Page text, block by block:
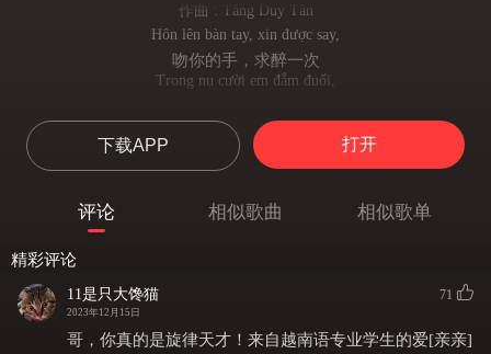
作曲 : Tăng Duy Tân
Hôn lên bàn tay, xin được say,
吻你的手，求醉一次
Trong nụ cười em đắm đuối,
Hôn lên bờ môi, yêu người thôi,
吻上你的嘴唇，爱上你了
Yêu từ khi ta thấy nhau.
Yêu em đậm sâu, yêu dài lâu,
吻你的肩膀，没错
下载APP 打开
评论 相似歌曲 相似歌单
精彩评论
11是只大馋猫
2023年12月15日
71
哥，你真的是旋律天才！来自越南语专业学生的爱[亲亲]